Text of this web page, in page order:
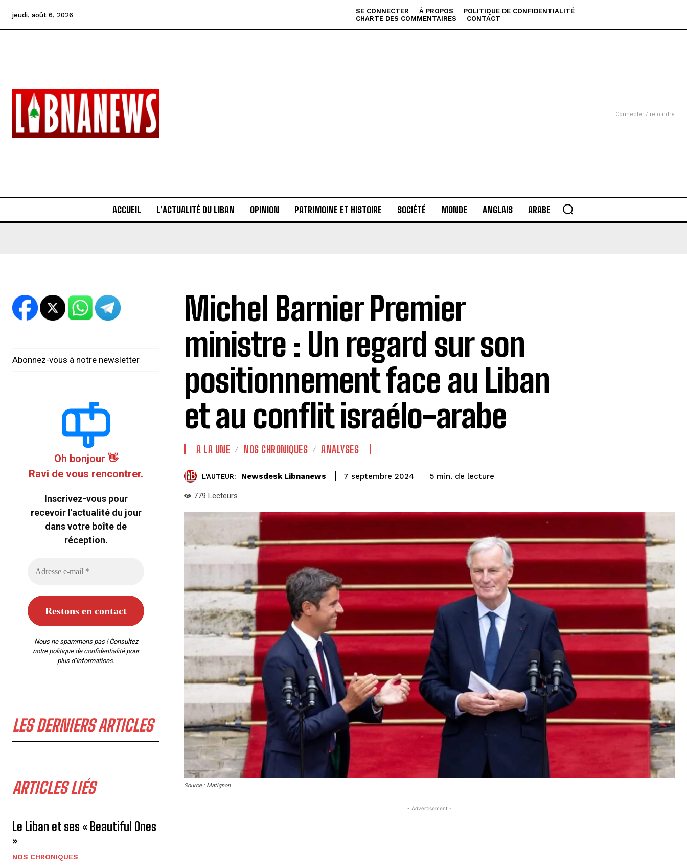
jeudi, août 6, 2026 SE CONNECTER À PROPOS
POLITIQUE DE CONFIDENTIALITÉ
CHARTE DES COMMENTAIRES
CONTACT
Connecter / rejoindre
ACCUEIL L’ACTUALITÉ DU LIBAN OPINION PATRIMOINE ET HISTOIRE SOCIÉTÉ MONDE ANGLAIS ARABE
Abonnez-vous à notre newsletter
Oh bonjour 👋
Ravi de vous rencontrer.
Inscrivez-vous pour
recevoir l'actualité du jour
dans votre boîte de
réception.
Nous ne spammons pas ! Consultez
notre politique de confidentialitépour
plus d’informations.
LES DERNIERS ARTICLES
ARTICLES LIÉS
Le Liban et ses « Beautiful Ones
»
NOS CHRONIQUES
Michel Barnier Premier
ministre : Un regard sur son
positionnement face au Liban
et au conflit israélo-arabe
A LA UNE NOS CHRONIQUES ANALYSES
L'AUTEUR: Newsdesk Libnanews 7 septembre 2024 5 min. de lecture
779 Lecteurs
Source : Matignon
- Advertisement -